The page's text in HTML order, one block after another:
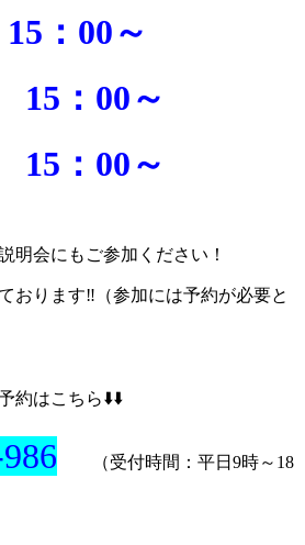
：00～
：00～
：00～
明会にもご参加ください！
おります‼️（参加には予約が必要と
約はこちら⬇️⬇️
（受付時間：平日9時～18